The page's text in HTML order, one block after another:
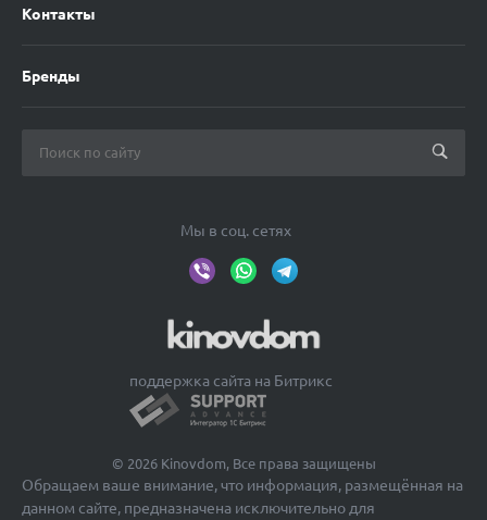
Контакты
Бренды
Мы в соц. сетях
© 2026 Kinovdom, Все права защищены
поддержка сайта на Битрикс
Обращаем ваше внимание, что информация, размещённая на
данном сайте, предназначена исключительно для